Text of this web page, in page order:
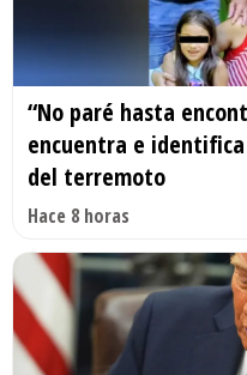
“No paré hasta
encuentra e
del terremoto
Hace 8 horas